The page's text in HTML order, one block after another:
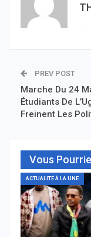
PREV POST
Marche Du 24
Étudiants De
Freinent Les
Vous
ACTUALITÉ À LA UNE